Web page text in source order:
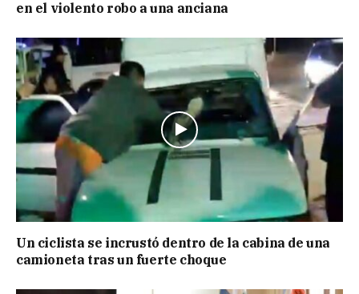
en el violento robo a una anciana
Un ciclista se incrustó dentro de la cabina de una
camioneta tras un fuerte choque